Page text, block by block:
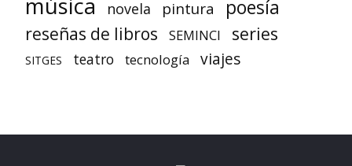
música novela pintura poesía
reseñas de libros SEMINCI series
SITGES teatro tecnología viajes